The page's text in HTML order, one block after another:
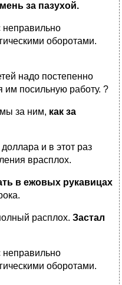
за пазухой.
оборотами.
надо постепенно
им посильную работу. ?
за ним, как за
и в этот раз
врасплох.
в ежовых рукавицах
расплох. Застал
оборотами.